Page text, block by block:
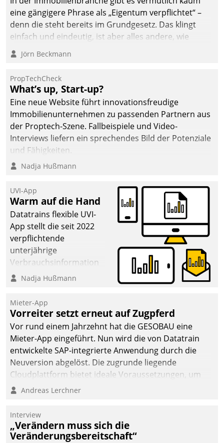
eine gängigere Phrase als „Eigentum verpflichtet“ –
denn die steht bereits im Grundgesetz. Das klingt
einfach und eindeutig, ist aber alles andere, wie
Branchenbeschäftigte wissen. Denn mit der
Verantwortung folgen Verpflichtungen.
Jörn Beckmann
PropTechCheck
What’s up, Start-up?
Eine neue Website führt innovationsfreudige
Immobilienunternehmen zu passenden Partnern aus
der Proptech-Szene. Fallbeispiele und Video-
Interviews liefern ein sprechendes Bild der Potenziale
und Fähigkeiten.
Nadja Hußmann
UVI-App
Warm auf die Hand
Datatrains flexible UVI-
App stellt die seit 2022
verpflichtende
unterjährige
Verbrauchsinformation
schnell, zuverlässig und
Die monatlichen
Mitteilungen zum
Heizungs- und
Wasserverbrauch gehen
automatisiert, vollständig
und auf Wunsch über
mehrere zuvor
Kommunikationswege bei
Nadja Hußmann
Mieter-App
Vorreiter setzt erneut auf Zugpferd
Vor rund einem Jahrzehnt hat die GESOBAU eine
Mieter-App eingeführt. Nun wird die von Datatrain
entwickelte SAP-integrierte Anwendung durch die
Neuversion abgelöst. Die zugrunde liegende
Cloudplattform bietet ideale Voraussetzungen, um
die Funktionalität der App zu erweitern und weitere
integrieren.
Andreas Lerchner
Interview
„Verändern muss sich die
Veränderungsbereitschaft“